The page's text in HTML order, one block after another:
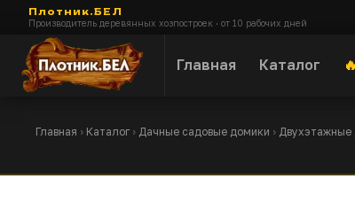
Плотник.БЕЛ
Производитель деревянных хозпостроек · от 10 рабочих дней
Главная Каталог
Главная › Каталог› Дачные садовые домики › Двухэтажные